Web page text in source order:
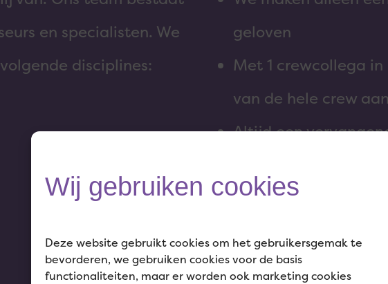
Wij gebruiken cookies
Deze website gebruikt cookies om het gebruikersgemak te
bevorderen, we gebruiken cookies voor de basis
functionaliteiten, maar er worden ook marketing cookies
en specialisten. We
disciplines:
geloven
Met 1 crewcollega
van de hele crew
Altijd een
Een transparant en